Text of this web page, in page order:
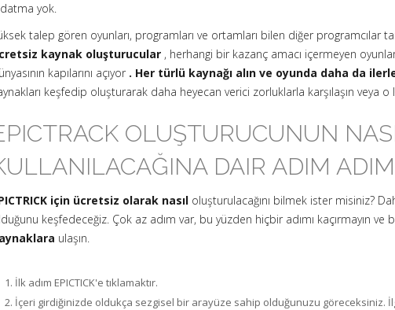
yok.
talep gören oyunları, programları ve ortamları bilen diğer programcılar
kaynak oluşturucular , herhangi bir kazanç amacı içermeyen
kapılarını açıyor . Her türlü kaynağı alın ve oyunda daha da
keşfedip oluşturarak daha heyecan verici zorluklarla karşılaşın veya o
OLUŞTURUCUNUN
DAIR ADIM
için ücretsiz olarak nasıl oluşturulacağını bilmek ister misiniz?
keşfedeceğiz. Çok az adım var, bu yüzden hiçbir adımı kaçırmayın ve
ulaşın.
İlk adım EPICTICK'e tıklamaktır.
İçeri girdiğinizde oldukça sezgisel bir arayüze sahip olduğunuzu göreceksiniz.